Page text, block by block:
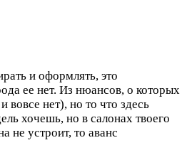
и оформлять, это
ее нет. Из нюансов, о которых
вовсе нет), но то что здесь
хочешь, но в салонах твоего
не устроит, то аванс